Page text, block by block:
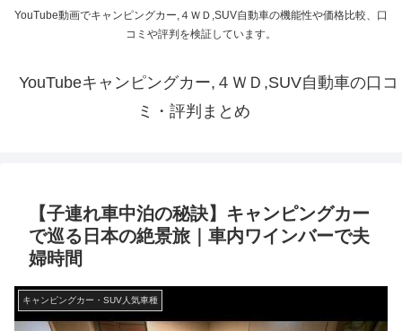
YouTube動画でキャンピングカー,４ＷＤ,SUV自動車の機能性や価格比較、口
コミや評判を検証しています。
YouTubeキャンピングカー,４ＷＤ,SUV自動車の口コ
ミ・評判まとめ
【子連れ車中泊の秘訣】キャンピングカー
で巡る日本の絶景旅｜車内ワインバーで夫
婦時間
キャンピングカー・SUV人気車種